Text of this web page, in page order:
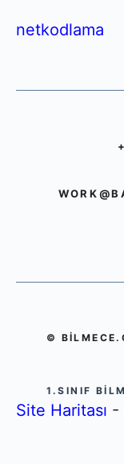
netkodlama
©
1.SINIF
Site Haritası -